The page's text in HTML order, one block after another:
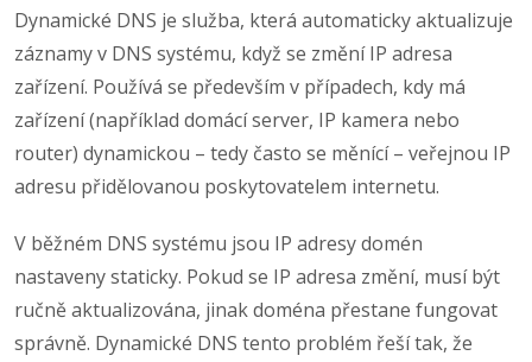
Dynamické DNS je služba, která automaticky aktualizuje
záznamy v DNS systému, když se změní IP adresa
zařízení. Používá se především v případech, kdy má
zařízení (například domácí server, IP kamera nebo
router) dynamickou – tedy často se měnící – veřejnou IP
adresu přidělovanou poskytovatelem internetu.
V běžném DNS systému jsou IP adresy domén
nastaveny staticky. Pokud se IP adresa změní, musí být
ručně aktualizována, jinak doména přestane fungovat
správně. Dynamické DNS tento problém řeší tak, že